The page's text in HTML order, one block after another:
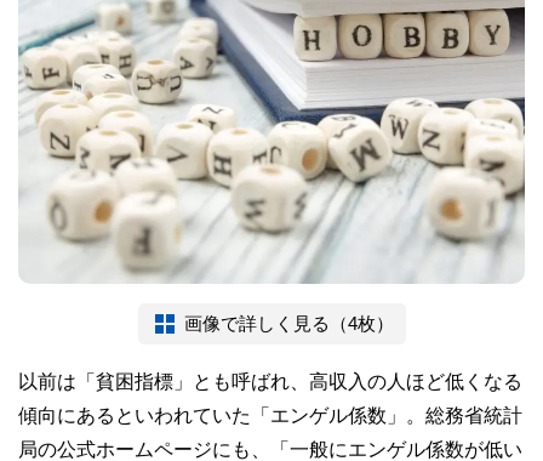
画像で詳しく見る（4枚）
以前は「貧困指標」とも呼ばれ、高収入の人ほど低くなる
傾向にあるといわれていた「エンゲル係数」。総務省統計
局の公式ホームページにも、「一般にエンゲル係数が低い